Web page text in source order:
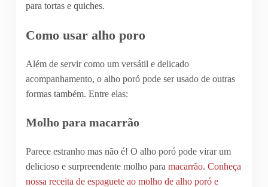
para tortas e quiches.
Como usar alho poro
Além de servir como um versátil e delicado
acompanhamento, o alho poró pode ser usado de outras
formas também. Entre elas:
Molho para macarrão
Parece estranho mas não é! O alho poró pode virar um
delicioso e surpreendente molho para macarrão. Conheça
nossa receita de espaguete ao molho de alho poró e